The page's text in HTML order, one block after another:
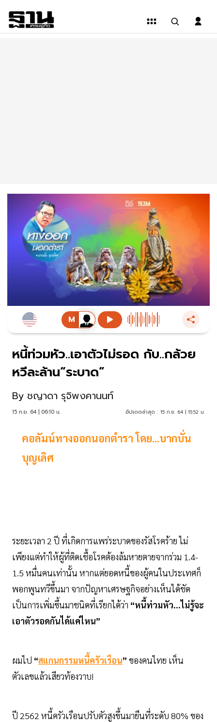
หนี้ท่วมหัว..เอาตัวไม่รอด กับ..กล้วย
หวีละล้าน“ระบาด”
By ชญาดา รุจิพงคานนท์
15 ก.ย. 64 | 06:10 น. อัปเดตล่าสุด : 15 ก.ย. 64 | 15:52 น.
คอลัมน์ทางออกนอกตำรา โดย...บากบั่น
บุญเลิศ
ระยะเวลา 2 ปี ที่เกิดการแพร่ระบาดของรัสโรคร้าย ไม่
เพียงแต่ทำให้ผู้ที่ติดเชื้อโรคต้องล้มหายตายจากร่วม 1.4-
1.5 หมื่นคนเท่านั้น หากแต่ยอดหนี้ของผู้คนในประเทศก็
พอกพูนทวีขึ้นมา จากปัญหาเศรษฐกิจอย่างเห็นได้ชัด
เป็นการเพิ่มขึ้นมาชนิดที่เรียกได้ว่า “หนี้ท่วมหัว...ไม่รู้จะ
เอาตัวรอดกันได้แค่ไหน”
ผมไป “สแกนกรรมหนี้ครัวเรือน” ของคนไทย เห็น
ตัวเลขแล้วเสียวท้องวาบ!
ปี 2562 หนี้ครัวเรือนปรับตัวสูงขึ้นมายืนที่ระดับ 80% ของ